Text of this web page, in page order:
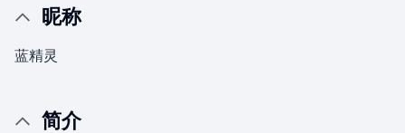
昵称
蓝精灵
简介